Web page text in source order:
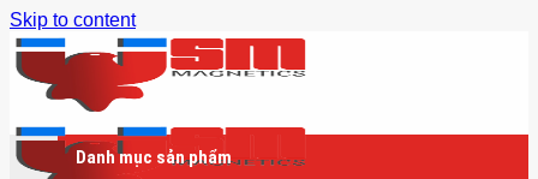
Skip to content
Danh mục sản phẩm